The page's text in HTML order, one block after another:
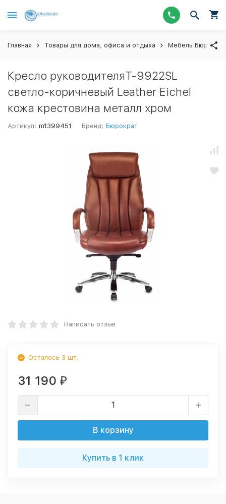
Главная Товары для дома, офиса и отдыха Мебель Бюрократ
Кресло руководителяT-9922SL
светло-коричневый Leather Eichel
кожа крестовина металл хром
Артикул: m1399451 Бренд: Бюрократ
Написать отзыв
Осталось 3 шт.
31 190 ₽
В корзину
Купить в 1 клик